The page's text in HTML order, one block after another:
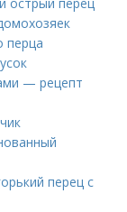
перца
— рецепт
перец с